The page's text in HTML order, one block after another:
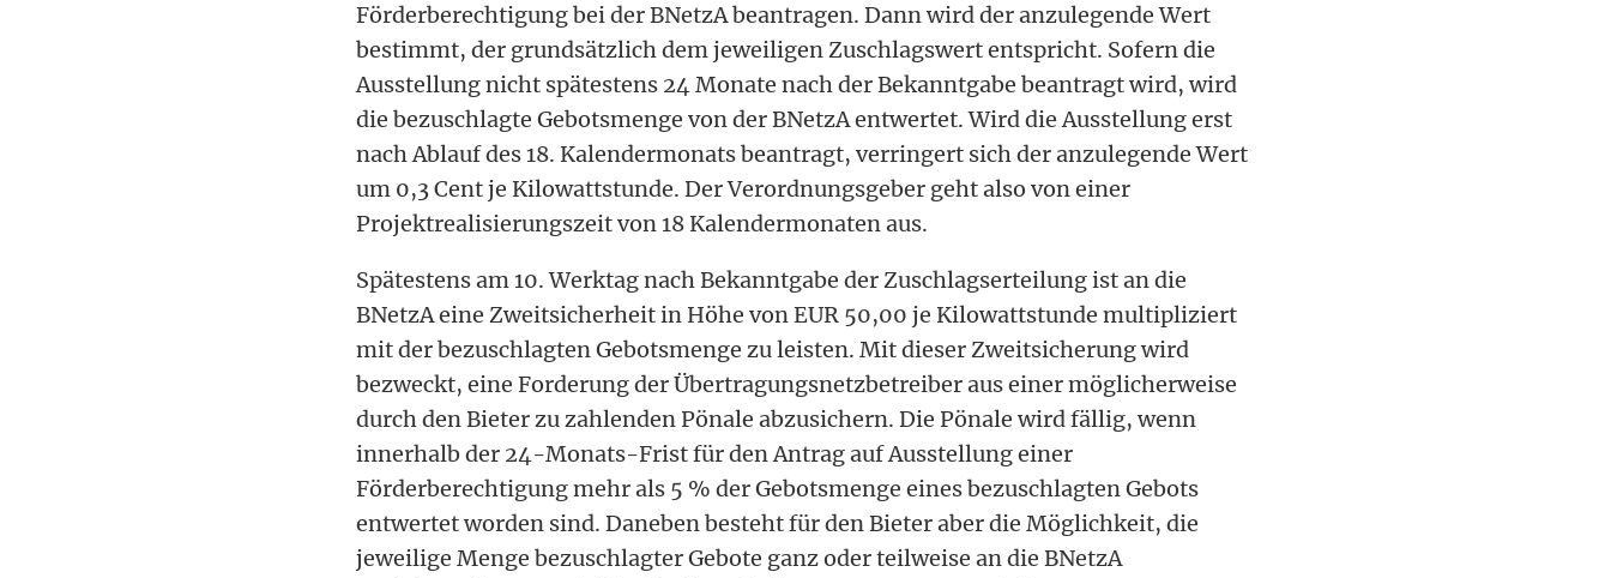
Förderberechtigung bei der BNetzA beantragen. Dann wird der anzulegende Wert
bestimmt, der grundsätzlich dem jeweiligen Zuschlagswert entspricht. Sofern die
Ausstellung nicht spätestens 24 Monate nach der Bekanntgabe beantragt wird, wird
die bezuschlagte Gebotsmenge von der BNetzA entwertet. Wird die Ausstellung erst
nach Ablauf des 18. Kalendermonats beantragt, verringert sich der anzulegende Wert
um 0,3 Cent je Kilowattstunde. Der Verordnungsgeber geht also von einer
Projektrealisierungszeit von 18 Kalendermonaten aus.
Spätestens am 10. Werktag nach Bekanntgabe der Zuschlagserteilung ist an die
BNetzA eine Zweitsicherheit in Höhe von EUR 50,00 je Kilowattstunde multipliziert
mit der bezuschlagten Gebotsmenge zu leisten. Mit dieser Zweitsicherung wird
bezweckt, eine Forderung der Übertragungsnetzbetreiber aus einer möglicherweise
durch den Bieter zu zahlenden Pönale abzusichern. Die Pönale wird fällig, wenn
innerhalb der 24-Monats-Frist für den Antrag auf Ausstellung einer
Förderberechtigung mehr als 5 % der Gebotsmenge eines bezuschlagten Gebots
entwertet worden sind. Daneben besteht für den Bieter aber die Möglichkeit, die
jeweilige Menge bezuschlagter Gebote ganz oder teilweise an die BNetzA